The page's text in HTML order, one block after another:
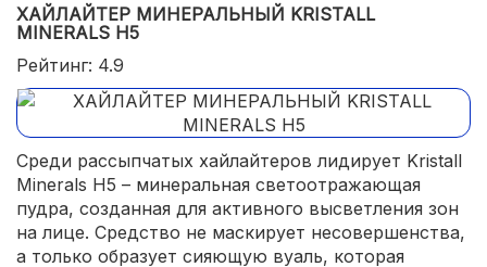
ХАЙЛАЙТЕР МИНЕРАЛЬНЫЙ KRISTALL
MINERALS H5
Рейтинг: 4.9
Среди рассыпчатых хайлайтеров лидирует Kristall
Minerals H5 – минеральная светоотражающая
пудра, созданная для активного высветления зон
на лице. Средство не маскирует несовершенства,
а только образует сияющую вуаль, которая